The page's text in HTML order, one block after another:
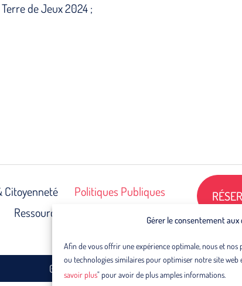
Gérer le consentement aux
Afin de vous offrir une expérience optimale, nous et nos
ou technologies similaires pour optimiser notre site web
savoir plus" pour avoir de plus amples informations.
de Jeux 2024 ;
Citoyenneté
Politiques Publiques
Ressources & Archives
03 22 47 34 96 somme@franceolympique.com